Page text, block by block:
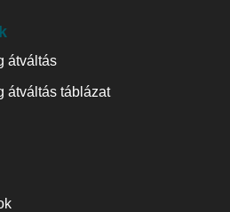
átváltás
átváltás táblázat